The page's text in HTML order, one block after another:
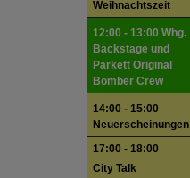
Weihnachtszeit
12:00 - 13:00 Whg.
Backstage und
Parkett Original
Bomber Crew
14:00 - 15:00
Neuerscheinungen
17:00 - 18:00
City Talk